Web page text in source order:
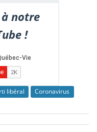
notre
!
libéral Coronavirus